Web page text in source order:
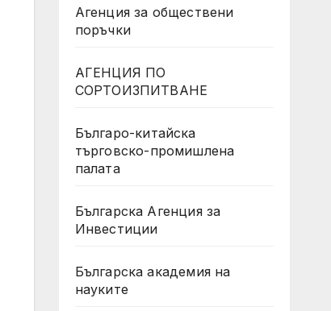
Агенция за обществени
поръчки
АГЕНЦИЯ ПО
СОРТОИЗПИТВАНЕ
Българо-китайска
търговско-промишлена
палата
Българска Агенция за
Инвестиции
Българска академия на
науките